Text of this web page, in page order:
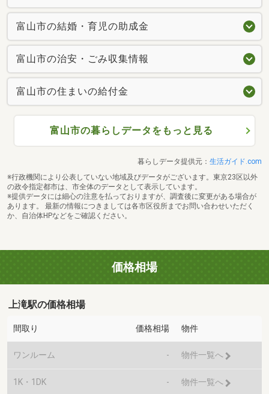
富山市の結婚・育児の助成金
富山市の治安・ごみ収集情報
富山市の住まいの給付金
富山市の暮らしデータをもっと見る
暮らしデータ提供元： 生活ガイド.com
※行政機関により公表していない地域及びデータがございます。東京23区以外
の政令指定都市は、市全体のデータとして表示しています。
※提供データには細心の注意を払っておりますが、調査後に変更がある場合が
あります。 最新の情報につきましては各市区役所までお問い合わせいただく
か、自治体HPなどをご確認ください。
価格相場
上滝駅の価格相場
間取り 価格相場 物件
ワンルーム - 物件一覧へ
1K・1DK - 物件一覧へ